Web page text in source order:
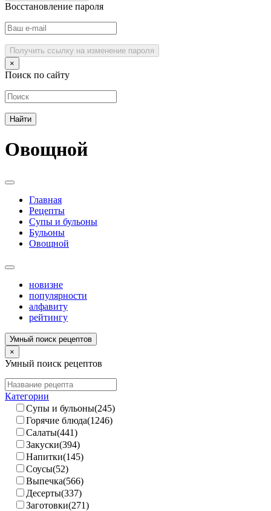
Восстановление пароля
Получить ссылку на изменение пароля
×
Поиск по сайту
Овощной
Главная
Рецепты
Супы и бульоны
Бульоны
Овощной
новизне
популярности
алфавиту
рейтингу
Умный поиск рецептов
×
Умный поиск рецептов
Категории
Супы и бульоны(245)
Горячие блюда(1246)
Салаты(441)
Закуски(394)
Напитки(145)
Соусы(52)
Выпечка(566)
Десерты(337)
Заготовки(271)